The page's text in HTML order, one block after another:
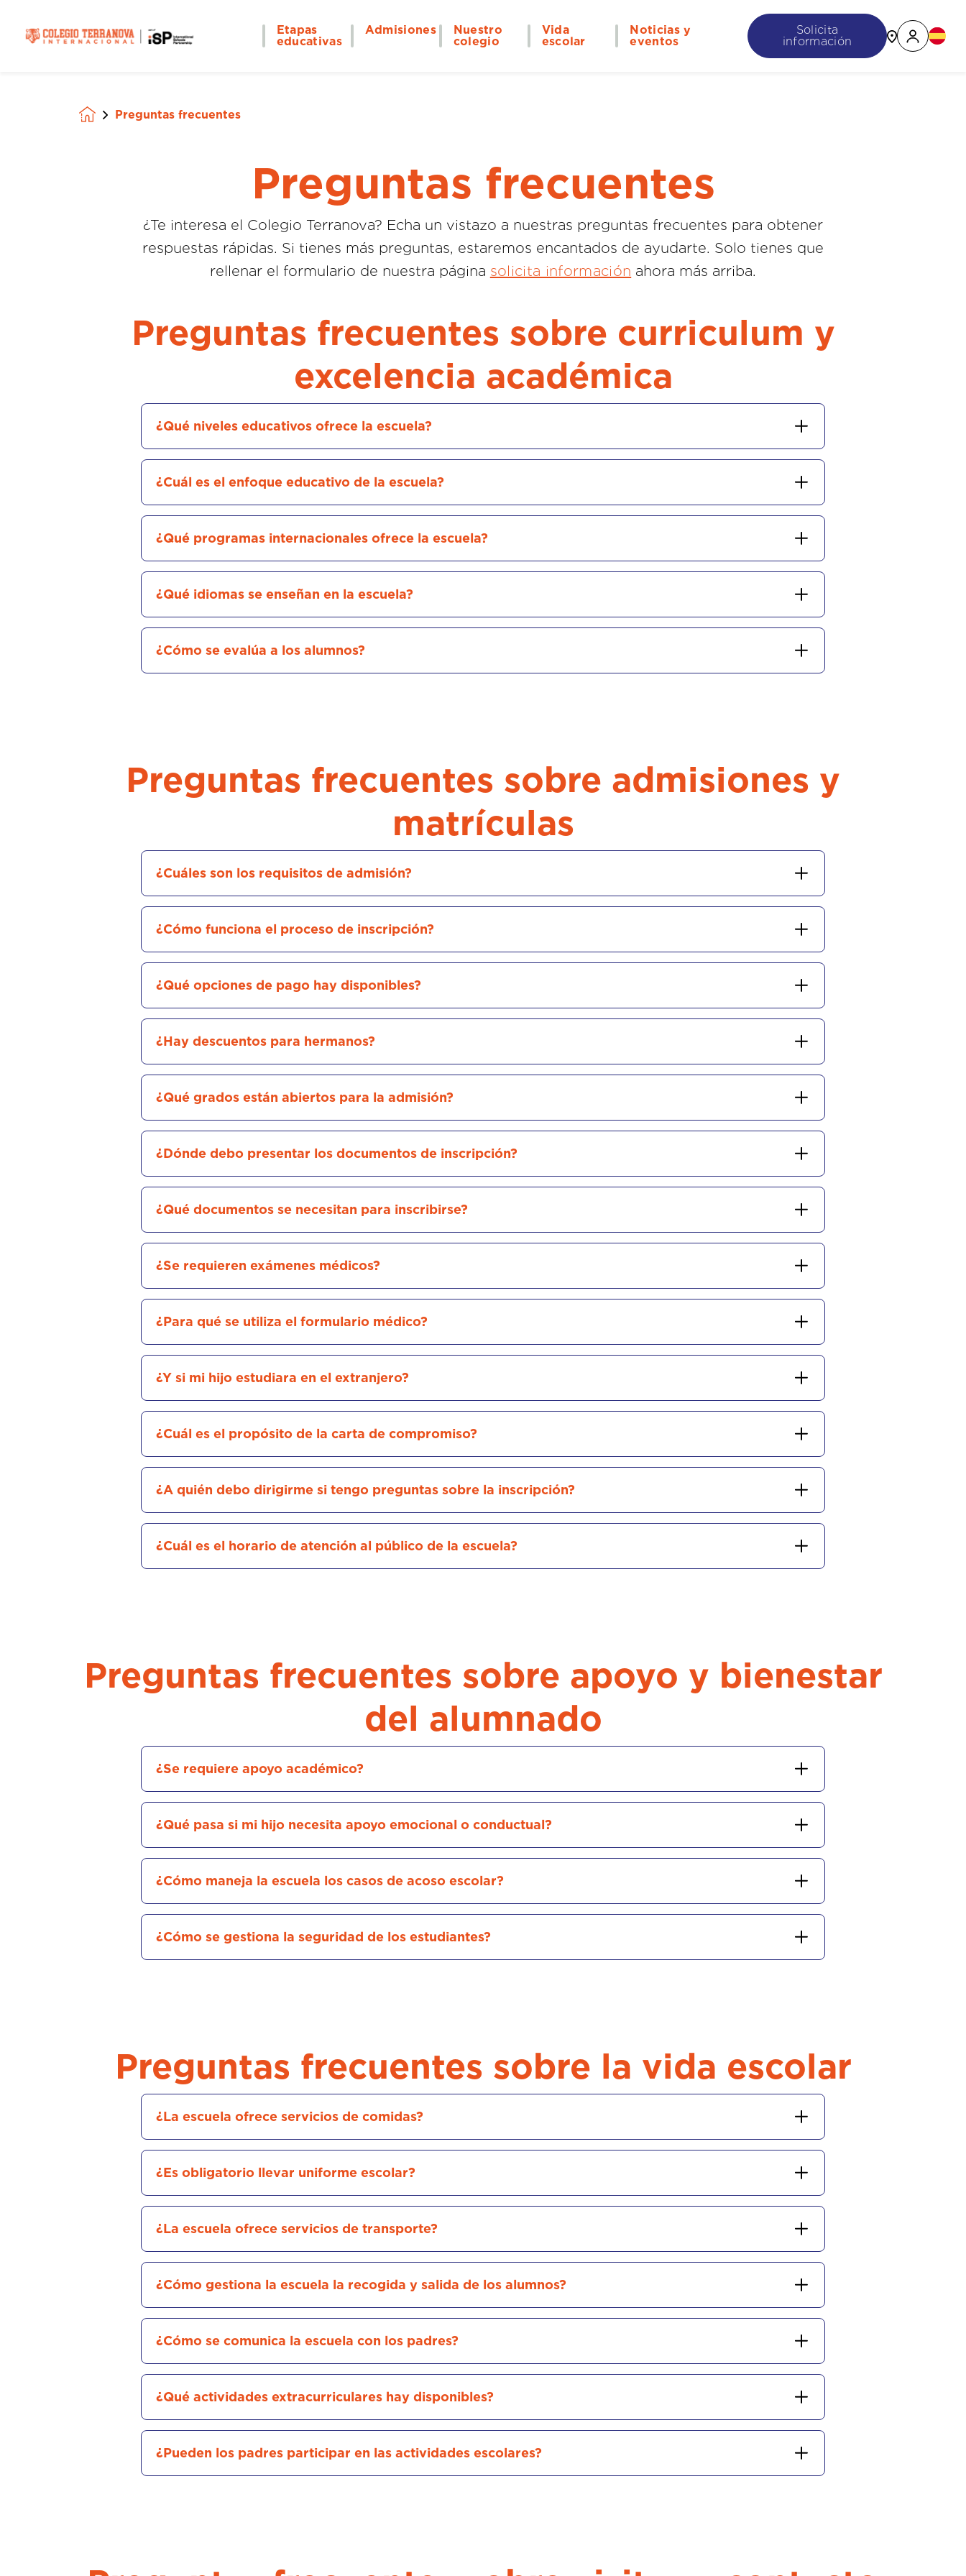
Etapas
educativas
Admisiones
Nuestro
colegio
Vida
escolar
Noticias y
eventos
Solicita
información
HomepagePreguntas frecuentes
Preguntas frecuentes
¿Te interesa el Colegio Terranova? Echa un vistazo a nuestras preguntas frecuentes para obtener
respuestas rápidas. Si tienes más preguntas, estaremos encantados de ayudarte. Solo tienes que
rellenar el formulario de nuestra página solicita información ahora más arriba.
Preguntas frecuentes sobre curriculum y
excelencia académica
¿Qué niveles educativos ofrece la escuela?
¿Cuál es el enfoque educativo de la escuela?
¿Qué programas internacionales ofrece la escuela?
¿Qué idiomas se enseñan en la escuela?
¿Cómo se evalúa a los alumnos?
Preguntas frecuentes sobre admisiones y
matrículas
¿Cuáles son los requisitos de admisión?
¿Cómo funciona el proceso de inscripción?
¿Qué opciones de pago hay disponibles?
¿Hay descuentos para hermanos?
¿Qué grados están abiertos para la admisión?
¿Dónde debo presentar los documentos de inscripción?
¿Qué documentos se necesitan para inscribirse?
¿Se requieren exámenes médicos?
¿Para qué se utiliza el formulario médico?
¿Y si mi hijo estudiara en el extranjero?
¿Cuál es el propósito de la carta de compromiso?
¿A quién debo dirigirme si tengo preguntas sobre la inscripción?
¿Cuál es el horario de atención al público de la escuela?
Preguntas frecuentes sobre apoyo y bienestar
del alumnado
¿Se requiere apoyo académico?
¿Qué pasa si mi hijo necesita apoyo emocional o conductual?
¿Cómo maneja la escuela los casos de acoso escolar?
¿Cómo se gestiona la seguridad de los estudiantes?
Preguntas frecuentes sobre la vida escolar
¿La escuela ofrece servicios de comidas?
¿Es obligatorio llevar uniforme escolar?
¿La escuela ofrece servicios de transporte?
¿Cómo gestiona la escuela la recogida y salida de los alumnos?
¿Cómo se comunica la escuela con los padres?
¿Qué actividades extracurriculares hay disponibles?
¿Pueden los padres participar en las actividades escolares?